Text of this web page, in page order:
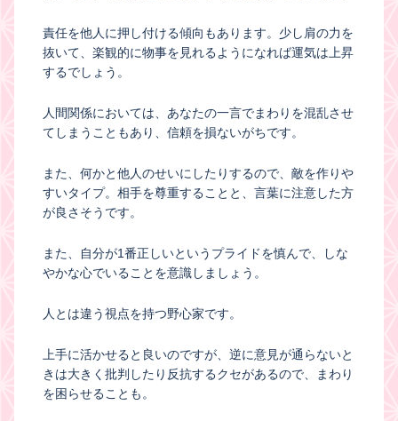
責任を他人に押し付ける傾向もあります。少し肩の力を
抜いて、楽観的に物事を見れるようになれば運気は上昇
するでしょう。
人間関係においては、あなたの一言でまわりを混乱させ
てしまうこともあり、信頼を損ないがちです。
また、何かと他人のせいにしたりするので、敵を作りや
すいタイプ。相手を尊重することと、言葉に注意した方
が良さそうです。
また、自分が1番正しいというプライドを慎んで、しな
やかな心でいることを意識しましょう。
人とは違う視点を持つ野心家です。
上手に活かせると良いのですが、逆に意見が通らないと
きは大きく批判したり反抗するクセがあるので、まわり
を困らせることも。